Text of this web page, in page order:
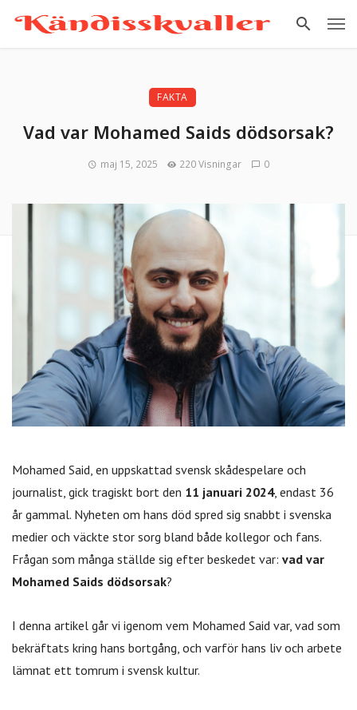
FAKTA
Vad var Mohamed Saids dödsorsak?
maj 15, 2025 220 Visningar 0
Mohamed Said, en uppskattad svensk skådespelare och
journalist, gick tragiskt bort den 11 januari 2024, endast 36
år gammal. Nyheten om hans död spred sig snabbt i svenska
medier och väckte stor sorg bland både kollegor och fans.
Frågan som många ställde sig efter beskedet var: vad var
Mohamed Saids dödsorsak?
I denna artikel går vi igenom vem Mohamed Said var, vad som
bekräftats kring hans bortgång, och varför hans liv och arbete
lämnat ett tomrum i svensk kultur.